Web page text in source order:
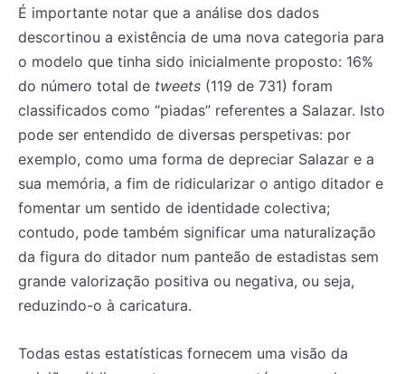
É importante notar que a análise dos dados
descortinou a existência de uma nova categoria para
o modelo que tinha sido inicialmente proposto: 16%
do número total de tweets (119 de 731) foram
classificados como “piadas” referentes a Salazar. Isto
pode ser entendido de diversas perspetivas: por
exemplo, como uma forma de depreciar Salazar e a
sua memória, a fim de ridicularizar o antigo ditador e
fomentar um sentido de identidade colectiva;
contudo, pode também significar uma naturalização
da figura do ditador num panteão de estadistas sem
grande valorização positiva ou negativa, ou seja,
reduzindo-o à caricatura.
Todas estas estatísticas fornecem uma visão da